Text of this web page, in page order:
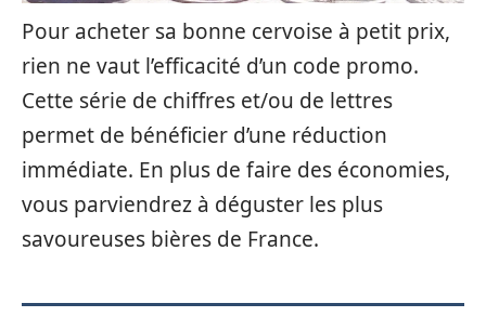
Pour acheter sa bonne cervoise à petit prix,
rien ne vaut l’efficacité d’un code promo.
Cette série de chiffres et/ou de lettres
permet de bénéficier d’une réduction
immédiate. En plus de faire des économies,
vous parviendrez à déguster les plus
savoureuses bières de France.